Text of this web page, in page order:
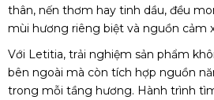
thân, nến thơm hay tinh dầu, đều
mùi hương riêng biệt và nguồn cảm
Với Letitia, trải nghiệm sản phẩm
bên ngoài mà còn tích hợp nguồn
trong mỗi tầng hương. Hành trình